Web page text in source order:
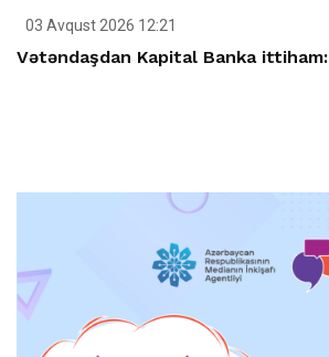
03 Avqust 2026 12:21
Vətəndaşdan Kapital Banka ittiham: